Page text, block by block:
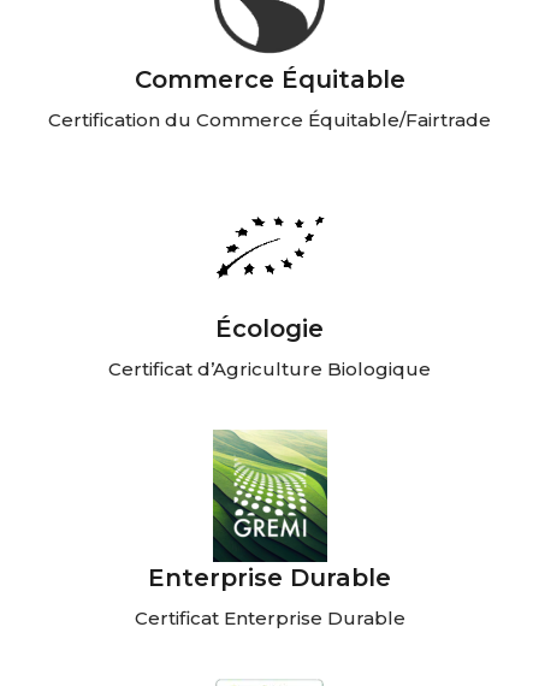
Commerce Équitable
Certification du Commerce Équitable/Fairtrade
Écologie
Certificat d’Agriculture Biologique
Enterprise Durable
Certificat Enterprise Durable